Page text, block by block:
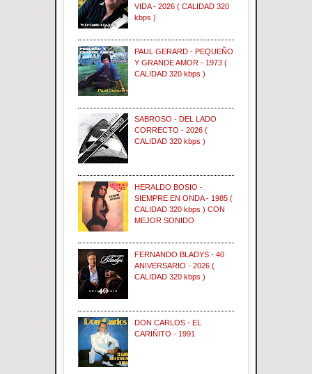
VIDA - 2026 ( CALIDAD 320
kbps )
PAUL GERARD - PEQUEÑO
Y GRANDE AMOR - 1973 (
CALIDAD 320 kbps )
SABROSO - DEL LADO
CORRECTO - 2026 (
CALIDAD 320 kbps )
HERALDO BOSIO -
SIEMPRE EN ONDA - 1985 (
CALIDAD 320 kbps ) CON
MEJOR SONIDO
FERNANDO BLADYS - 40
ANIVERSARIO - 2026 (
CALIDAD 320 kbps )
DON CARLOS - EL
CARIÑITO - 1991